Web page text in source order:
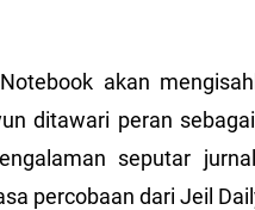
Notebook akan
ditawari peran
seputar
percobaan dari Jeil